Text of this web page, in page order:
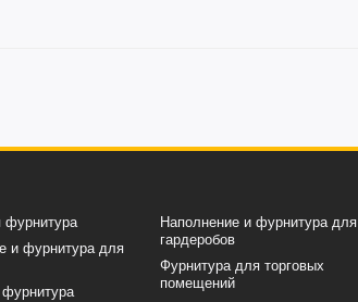
фурнитура
и фурнитура для
Наполнение и фурнитура для
гардеробов
Фурнитура для торговых
помещений